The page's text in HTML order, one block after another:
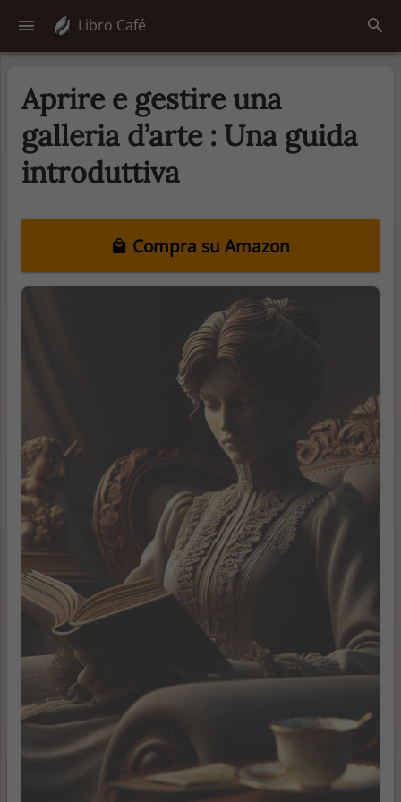
Libro Café
Aprire e gestire una
galleria d’arte : Una guida
introduttiva
Compra su Amazon